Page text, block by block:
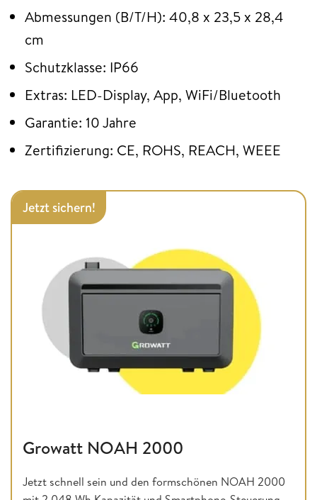
Abmessungen (B/T/H): 40,8 x 23,5 x 28,4
cm
Schutzklasse: IP66
Extras: LED-Display, App, WiFi/Bluetooth
Garantie: 10 Jahre
Zertifizierung: CE, ROHS, REACH, WEEE
Jetzt sichern!
Growatt NOAH 2000
Jetzt schnell sein und den formschönen NOAH 2000